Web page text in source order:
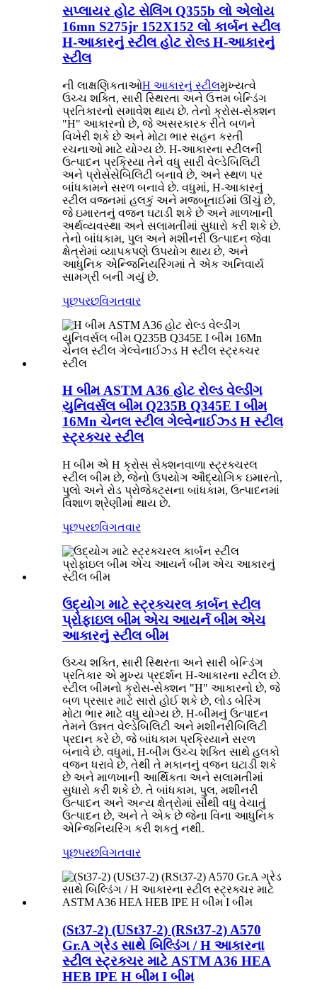
સપ્લાયર હોટ સેલિંગ Q355b લો એલોય
16mn S275jr 152X152 લો કાર્બન સ્ટીલ
H-આકારનું સ્ટીલ હોટ રોલ્ડ H-આકારનું
સ્ટીલ
ની લાક્ષણિકતાઓH આકારનું સ્ટીલમુખ્યત્વે
ઉચ્ચ શક્તિ, સારી સ્થિરતા અને ઉત્તમ બેન્ડિંગ
પ્રતિકારનો સમાવેશ થાય છે. તેનો ક્રોસ-સેક્શન
"H" આકારનો છે, જે અસરકારક રીતે બળને
વિખેરી શકે છે અને મોટા ભાર સહન કરતી
રચનાઓ માટે યોગ્ય છે. H-આકારના સ્ટીલની
ઉત્પાદન પ્રક્રિયા તેને વધુ સારી વેલ્ડેબિલિટી
અને પ્રોસેસેબિલિટી બનાવે છે, અને સ્થળ પર
બાંધકામને સરળ બનાવે છે. વધુમાં, H-આકારનું
સ્ટીલ વજનમાં હલકું અને મજબૂતાઈમાં ઊંચું છે,
જે ઇમારતનું વજન ઘટાડી શકે છે અને માળખાની
અર્થવ્યવસ્થા અને સલામતીમાં સુધારો કરી શકે છે.
તેનો બાંધકામ, પુલ અને મશીનરી ઉત્પાદન જેવા
ક્ષેત્રોમાં વ્યાપકપણે ઉપયોગ થાય છે, અને
આધુનિક એન્જિનિયરિંગમાં તે એક અનિવાર્ય
સામગ્રી બની ગયું છે.
પૂછપરછવિગતવાર
H બીમ ASTM A36 હોટ રોલ્ડ વેલ્ડીંગ
યુનિવર્સલ બીમ Q235B Q345E I બીમ
16Mn ચેનલ સ્ટીલ ગેલ્વેનાઈઝ્ડ H સ્ટીલ
સ્ટ્રક્ચર સ્ટીલ
H બીમ એ H ક્રોસ સેક્શનવાળા સ્ટ્રક્ચરલ
સ્ટીલ બીમ છે, જેનો ઉપયોગ ઔદ્યોગિક ઇમારતો,
પુલો અને રોડ પ્રોજેક્ટ્સના બાંધકામ, ઉત્પાદનમાં
વિશાળ શ્રેણીમાં થાય છે.
પૂછપરછવિગતવાર
ઉદ્યોગ માટે સ્ટ્રક્ચરલ કાર્બન સ્ટીલ
પ્રોફાઇલ બીમ એચ આયર્ન બીમ એચ
આકારનું સ્ટીલ બીમ
ઉચ્ચ શક્તિ, સારી સ્થિરતા અને સારી બેન્ડિંગ
પ્રતિકાર એ મુખ્ય પ્રદર્શન H-આકારના સ્ટીલ છે.
સ્ટીલ બીમનો ક્રોસ-સેક્શન "H" આકારનો છે, જે
બળ પ્રસાર માટે સારો હોઈ શકે છે, લોડ બેરિંગ
મોટા ભાર માટે વધુ યોગ્ય છે. H-બીમનું ઉત્પાદન
તેમને ઉન્નત વેલ્ડેબિલિટી અને મશીનરીબિલિટી
પ્રદાન કરે છે, જે બાંધકામ પ્રક્રિયાને સરળ
બનાવે છે. વધુમાં, H-બીમ ઉચ્ચ શક્તિ સાથે હલકો
વજન ધરાવે છે, તેથી તે મકાનનું વજન ઘટાડી શકે
છે અને માળખાની આર્થિકતા અને સલામતીમાં
સુધારો કરી શકે છે. તે બાંધકામ, પુલ, મશીનરી
ઉત્પાદન અને અન્ય ક્ષેત્રોમાં સૌથી વધુ વેચાતું
ઉત્પાદન છે, અને તે એક છે જેના વિના આધુનિક
એન્જિનિયરિંગ કરી શકતું નથી.
પૂછપરછવિગતવાર
(St37-2) (USt37-2) (RSt37-2) A570
Gr.A ગ્રેડ સાથે બિલ્ડિંગ / H આકારના
સ્ટીલ સ્ટ્રક્ચર માટે ASTM A36 HEA
HEB IPE H બીમ I બીમ